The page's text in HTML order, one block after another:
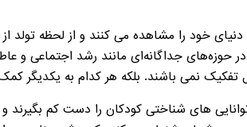
خود را مشاهده می کنند و از لحظه تولد
حوزه‌های جداگانه‌ای مانند رشد اجتماعی
تفکیک نمی باشند. بلکه هر کدام به یکدیگر
های شناختی کودکان را دست کم بگیرند